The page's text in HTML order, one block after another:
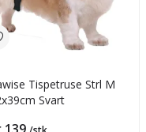
Tispetruse Strl M
Svart